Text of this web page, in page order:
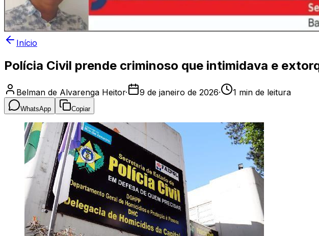
Início
Polícia Civil prende criminoso que intimidava e
Belman de Alvarenga Heitor· 9 de janeiro de 2026· 1 min de leitura
WhatsApp Copiar